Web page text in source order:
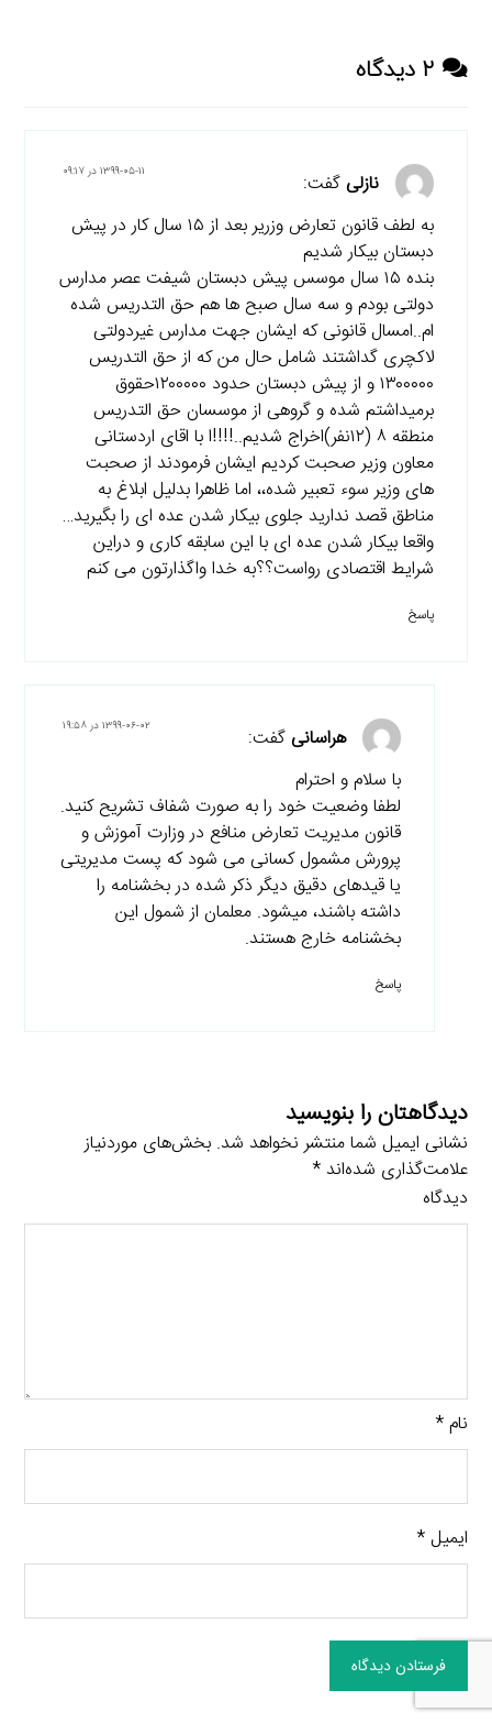
۲ دیدگاه
نازلی گفت: ۱۳۹۹-۰۵-۱۱ در ۰۹:۱۷
به لطف قانون تعارض وزریر بعد از ۱۵ سال کار در پیش
دبستان بیکار شدیم
بنده ۱۵ سال موسس پیش دبستان شیفت عصر مدارس
دولتی بودم و سه سال صبح ها هم حق التدریس شده
ام..امسال قانونی که ایشان جهت مدارس غیردولتی
لاکچری گداشتند شامل حال من که از حق التدریس
۱۳۰۰۰۰۰ و از پیش دبستان حدود ۱۲۰۰۰۰۰حقوق
برمیداشتم شده و گروهی از موسسان حق التدریس
منطقه ۸ (۱۲نفر)اخراج شدیم..!!!!ا با اقای اردستانی
معاون وزیر صحبت کردیم ایشان فرمودند از صحبت
های وزیر سوء تعبیر شده،، اما ظاهرا بدلیل ابلاغ به
مناطق قصد ندارید جلوی بیکار شدن عده ای را بگیرید…
واقعا بیکار شدن عده ای با این سابقه کاری و دراین
شرایط اقتصادی رواست؟؟به خدا واگذارتون می کنم
پاسخ
هراسانی گفت: ۱۳۹۹-۰۶-۰۲ در ۱۹:۵۸
با سلام و احترام
لطفا وضعیت خود را به صورت شفاف تشریح کنید.
قانون مدیریت تعارض منافع در وزارت آموزش و
پرورش مشمول کسانی می شود که پست مدیریتی
یا قیدهای دقیق دیگر ذکر شده در بخشنامه را
داشته باشند، میشود. معلمان از شمول این
بخشنامه خارج هستند.
پاسخ
دیدگاهتان را بنویسید
نشانی ایمیل شما منتشر نخواهد شد. بخش‌های موردنیاز
علامت‌گذاری شده‌اند*
دیدگاه
نام*
ایمیل*
فرستادن دیدگاه